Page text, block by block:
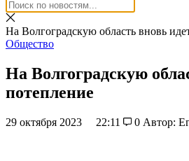
На Волгоградскую область вновь
Общество
На Волгоградскую
потепление
29 октября 2023 22:11 0 Автор: